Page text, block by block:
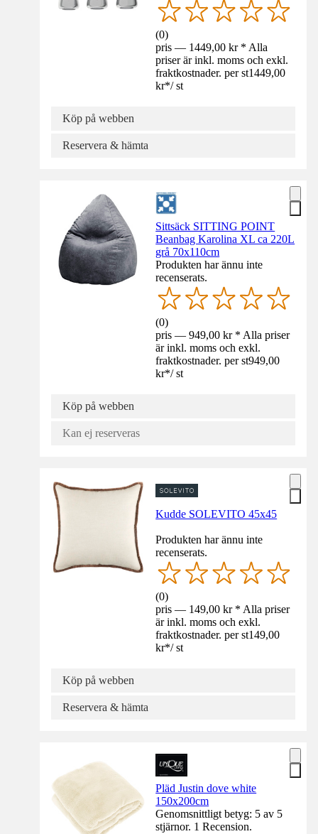
(0)
pris — 1449,00 kr * Alla
priser är inkl. moms och exkl.
fraktkostnader. per st1449,00
kr*/ st
Köp på webben
Reservera & hämta
Sittsäck SITTING POINT
Beanbag Karolina XL ca 220L
grå 70x110cm
Produkten har ännu inte
recenserats.
(0)
pris — 949,00 kr * Alla priser
är inkl. moms och exkl.
fraktkostnader. per st949,00
kr*/ st
Köp på webben
Kan ej reserveras
Kudde SOLEVITO 45x45
Produkten har ännu inte
recenserats.
(0)
pris — 149,00 kr * Alla priser
är inkl. moms och exkl.
fraktkostnader. per st149,00
kr*/ st
Köp på webben
Reservera & hämta
Pläd Justin dove white
150x200cm
Genomsnittligt betyg: 5 av 5
stjärnor. 1 Recension.